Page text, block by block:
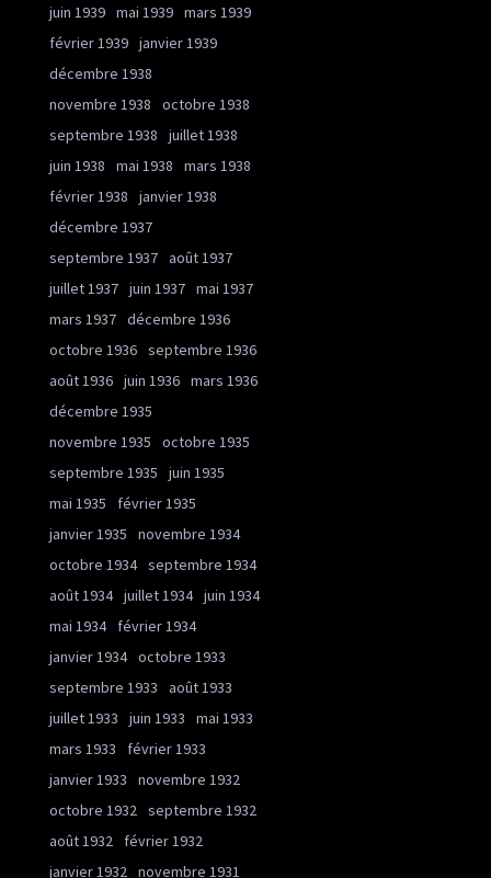
juin 1939 mai 1939 mars 1939
février 1939 janvier 1939
décembre 1938
novembre 1938
octobre 1938
septembre 1938
juillet 1938
juin 1938
mai 1938
mars 1938
février 1938
janvier 1938
décembre 1937
septembre 1937 août 1937
juillet 1937 juin 1937 mai 1937
mars 1937 décembre 1936
octobre 1936 septembre 1936
août 1936 juin 1936 mars 1936
décembre 1935
novembre 1935
octobre 1935
septembre 1935
juin 1935
mai 1935
février 1935
janvier 1935
novembre 1934
octobre 1934 septembre 1934
août 1934 juillet 1934 juin 1934
mai 1934
février 1934
janvier 1934 octobre 1933
septembre 1933
août 1933
juillet 1933
juin 1933
mai 1933
mars 1933
février 1933
janvier 1933
novembre 1932
octobre 1932 septembre 1932
août 1932
février 1932
janvier 1932 novembre 1931